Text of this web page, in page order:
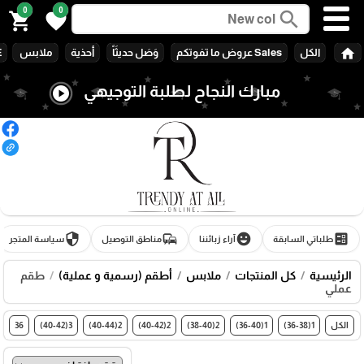
search
0
favorite
0
shopping_cart
home الكل Sales عروض ما تفوتكم وَصَل حديثَاً أحذية ملابس
مبارك النجاح لطلبة التوجيهي play_circle
ballotطلباتي السابقة emoji_emotionsآراء زبائننا commuteمناطق التوصيل securityسياسة المتجر
الرئيسية كل المنتجات ملابس أطقم (رسمية و عملية)
طقم
عملي
الكل 1(36-38)
1(36-40)
2(38-40)
2(40-42)
2(40-44)
3(40-42)
36